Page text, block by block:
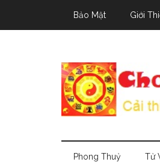
Bảo Mật Giới
Phong Thuỷ Tử